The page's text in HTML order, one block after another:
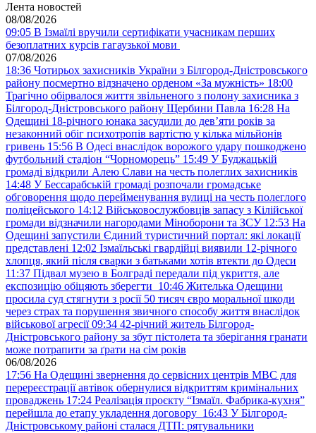
Лента новостей
08/08/2026
09:05 В Ізмаїлі вручили сертифікати учасникам перших
безоплатних курсів гагаузької мови
07/08/2026
18:36 Чотирьох захисників України з Білгород-Дністровського
району посмертно відзначено орденом «За мужність» 18:00
Трагічно обірвалося життя звільненого з полону захисника з
Білгород-Дністровського району Щербини Павла 16:28 На
Одещині 18-річного юнака засудили до дев’яти років за
незаконний обіг психотропів вартістю у кілька мільйонів
гривень 15:56 В Одесі внаслідок ворожого удару пошкоджено
футбольний стадіон “Чорноморець” 15:49 У Буджацькій
громаді відкрили Алею Слави на честь полеглих захисників
14:48 У Бессарабській громаді розпочали громадське
обговорення щодо перейменування вулиці на честь полеглого
поліцейського 14:12 Військовослужбовців запасу з Кілійської
громади відзначили нагородами Міноборони та ЗСУ 12:53 На
Одещині запустили Єдиний туристичний портал: які локації
представлені 12:02 Ізмаїльські гвардійці виявили 12-річного
хлопця, який після сварки з батьками хотів втекти до Одеси
11:37 Підвал музею в Болграді передали під укриття, але
експозицію обіцяють зберегти 10:46 Жителька Одещини
просила суд стягнути з росії 50 тисяч євро моральної шкоди
через страх та порушення звичного способу життя внаслідок
військової агресії 09:34 42-річний житель Білгород-
Дністровського району за збут пістолета та зберігання гранати
може потрапити за ґрати на сім років
06/08/2026
17:56 На Одещині звернення до сервісних центрів МВС для
перереєстрації автівок обернулися відкриттям кримінальних
проваджень 17:24 Реалізація проєкту “Ізмаїл. Фабрика-кухня”
перейшла до етапу укладення договору 16:43 У Білгород-
Дністровському районі сталася ДТП: рятувальники